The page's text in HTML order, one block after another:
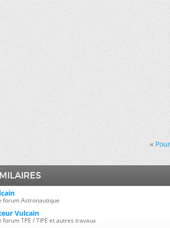
«
forum Astronautique
Vulcain
TPE / TIPE et autres travaux